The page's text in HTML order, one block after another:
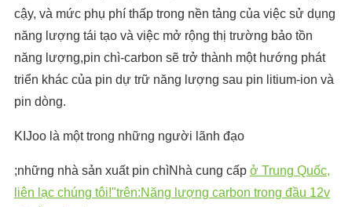
cậy, và mức phụ phí thấp trong nền tảng của việc sử dụng
năng lượng tái tạo và việc mở rộng thị trường bảo tồn
năng lượng,pin chì-carbon sẽ trở thành một hướng phát
triển khác của pin dự trữ năng lượng sau pin litium-ion và
pin dòng.
KIJoo là một trong những người lãnh đạo
;những nhà sản xuất pin chìNhà cung cấp ở Trung Quốc,
liên lạc chúng tôi!"trên:Năng lượng carbon trong đầu 12v